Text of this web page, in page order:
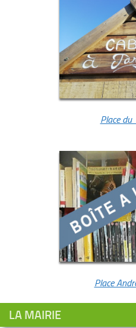
Place du
Place
LA MAIRIE